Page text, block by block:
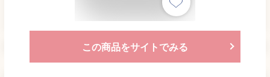
この商品をサイトでみる